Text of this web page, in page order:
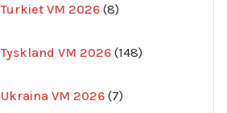
Turkiet VM 2026 8
produkter
Tyskland VM 2026 148
produkter
Ukraina VM 2026 7
produkter